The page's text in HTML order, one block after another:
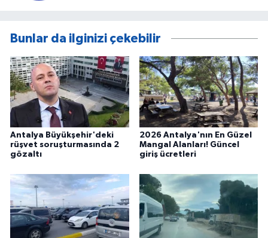
Bunlar da ilginizi çekebilir
Antalya Büyükşehir'deki
rüşvet soruşturmasında 2
gözaltı
2026 Antalya'nın En Güzel
Mangal Alanları! Güncel
giriş ücretleri